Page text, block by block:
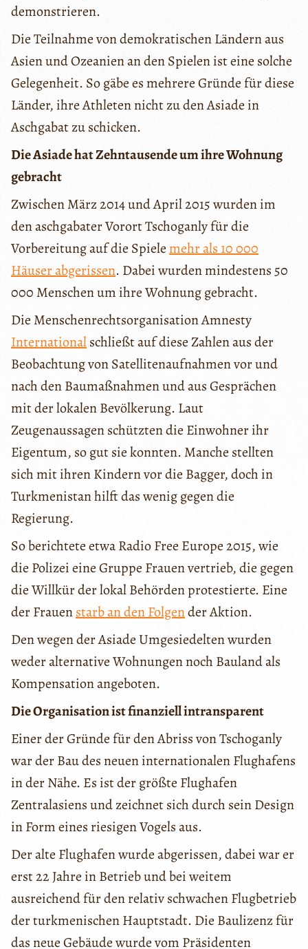
demonstrieren.
Die Teilnahme von demokratischen Ländern aus
Asien und Ozeanien an den Spielen ist eine solche
Gelegenheit. So gäbe es mehrere Gründe für diese
Länder, ihre Athleten nicht zu den Asiade in
Aschgabat zu schicken.
Die Asiade hat Zehntausende um ihre Wohnung
gebracht
Zwischen März 2014 und April 2015 wurden im
den aschgabater Vorort Tschoganly für die
Vorbereitung auf die Spielemehr als 10 000
Häuser abgerissen. Dabei wurden mindestens 50
000 Menschen um ihre Wohnung gebracht.
Die Menschenrechtsorganisation Amnesty
Internationalschließt auf diese Zahlen aus der
Beobachtung von Satellitenaufnahmen vor und
nach den Baumaßnahmen und aus Gesprächen
mit der lokalen Bevölkerung. Laut
Zeugenaussagen schützten die Einwohner ihr
Eigentum, so gut sie konnten. Manche stellten
sich mit ihren Kindern vor die Bagger, doch in
Turkmenistan hilft das wenig gegen die
Regierung.
So berichtete etwa Radio Free Europe 2015, wie
die Polizei eine Gruppe Frauen vertrieb, die gegen
die Willkür der lokal Behörden protestierte. Eine
der Frauenstarb an den Folgender Aktion.
Den wegen der Asiade Umgesiedelten wurden
weder alternative Wohnungen noch Bauland als
Kompensation angeboten.
Die Organisation ist finanziell intransparent
Einer der Gründe für den Abriss von Tschoganly
war der Bau des neuen internationalen Flughafens
in der Nähe. Es ist der größte Flughafen
Zentralasiens und zeichnet sich durch sein Design
in Form eines riesigen Vogels aus.
Der alte Flughafen wurde abgerissen, dabei war er
erst 22 Jahre in Betrieb und bei weitem
ausreichend für den relativ schwachen Flugbetrieb
der turkmenischen Hauptstadt. Die Baulizenz für
das neue Gebäude wurde vom Präsidenten